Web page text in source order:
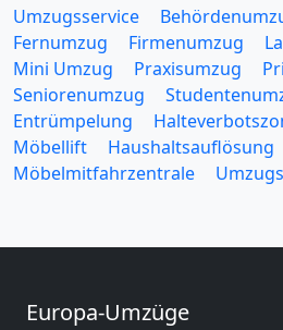
Umzugsservice
Fernumzug
Firmenumzug
Mini Umzug
Praxisumzug
Seniorenumzug
Entrümpelung
Möbellift
Haushaltsauflösung
Möbelmitfahrzentrale
Europa-Umzüge